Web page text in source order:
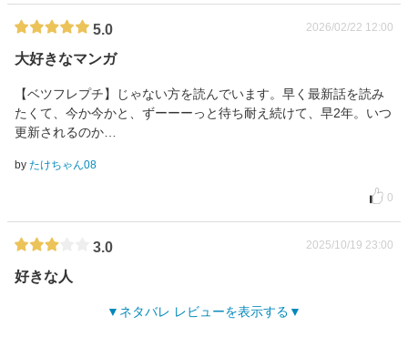
5.0 2026/02/22 12:00
大好きなマンガ
【ベツフレプチ】じゃない方を読んでいます。早く最新話を読み
たくて、今か今かと、ずーーーっと待ち耐え続けて、早2年。いつ
更新されるのか…
by たけちゃん08
0
3.0 2025/10/19 23:00
好きな人
ネタバレ レビューを表示する